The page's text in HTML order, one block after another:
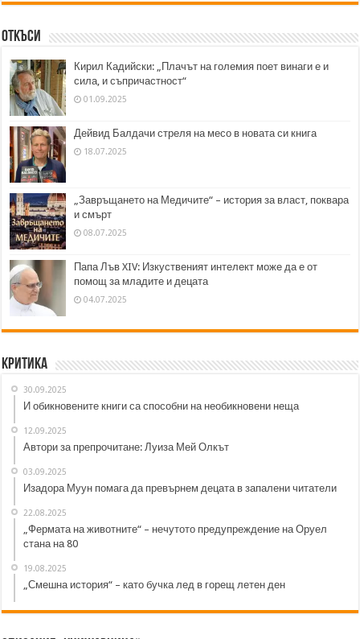
Откъси
Кирил Кадийски: „Плачът на големия поет винаги е и
сила, и съпричастност“
01.09.2025
Дейвид Балдачи стреля на месо в новата си книга
18.07.2025
„Завръщането на Медичите“ – история за власт, поквара
и смърт
08.07.2025
Папа Лъв XIV: Изкуственият интелект може да е от
помощ за младите и децата
04.07.2025
Критика
30.09.2025
И обикновените книги са способни на необикновени неща
12.09.2025
Автори за препрочитане: Луиза Мей Олкът
03.09.2025
Изадора Муун помага да превърнем децата в запалени читатели
22.08.2025
„Фермата на животните“ – нечутото предупреждение на Оруел
стана на 80
19.08.2025
„Смешна история“ – като бучка лед в горещ летен ден